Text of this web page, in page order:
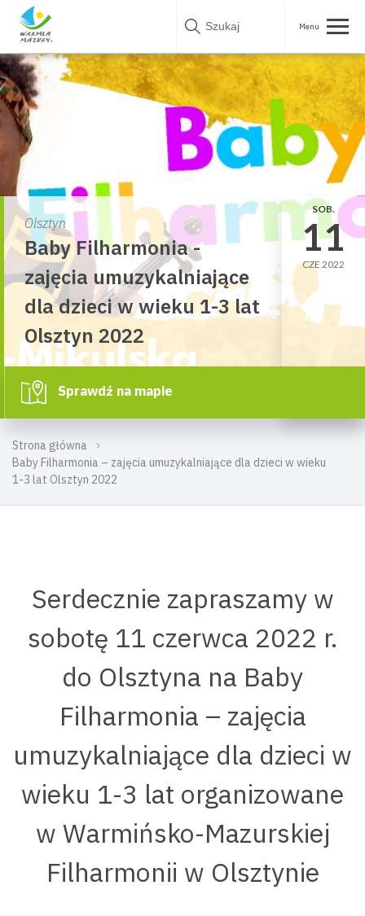
Skip
Strona główna
Baby Filharmonia – zajęcia umuzykalniające dla dzieci w wieku
1-3 lat Olsztyn 2022
Olsztyn
Baby Filharmonia -
zajęcia umuzykalniające
dla dzieci w wieku 1-3 lat
Olsztyn 2022
SOB.
11
CZE 2022
Sprawdź na mapie
Serdecznie zapraszamy w
sobotę 11 czerwca 2022 r.
do Olsztyna na Baby
Filharmonia – zajęcia
umuzykalniające dla dzieci w
wieku 1-3 lat organizowane
w Warmińsko-Mazurskiej
Filharmonii w Olsztynie